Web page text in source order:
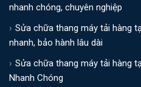
nhanh chóng, chuyên nghiệp
Sửa chữa thang máy tải hàng
nhanh, bảo hành lâu dài
Sửa chữa thang máy tải hàng
Nhanh Chóng